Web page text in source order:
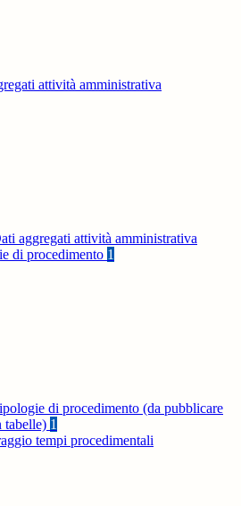
attività amministrativa
aggregati attività amministrativa
di procedimento 1
di procedimento (da pubblicare
tabelle) 1
tempi procedimentali